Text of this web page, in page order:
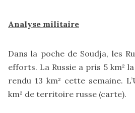
Analyse militaire
Dans la poche de Soudja, les
efforts. La Russie a pris 5 km²
rendu 13 km² cette semaine.
km² de territoire russe (carte).